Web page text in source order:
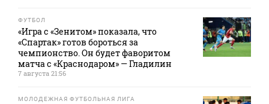
ФУТБОЛ
«Игра с «Зенитом» показала, что
«Спартак» готов бороться за
чемпионство. Он будет фаворитом
матча с «Краснодаром» — Гладилин
7 августа 21:56
МОЛОДЕЖНАЯ ФУТБОЛЬНАЯ ЛИГА